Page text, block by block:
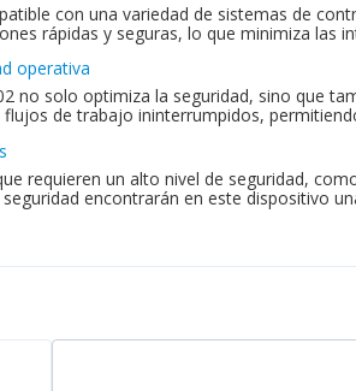
con una variedad de sistemas de
rápidas y seguras, lo que minimiza las
operativa
no solo optimiza la seguridad, sino que
de trabajo ininterrumpidos,
requieren un alto nivel de seguridad,
encontrarán en este dispositivo